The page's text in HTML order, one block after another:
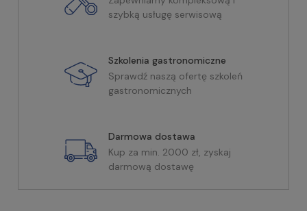
szybką usługę serwisową
Szkolenia gastronomiczne
Sprawdź naszą ofertę szkoleń
gastronomicznych
Darmowa dostawa
Kup za min. 2000 zł, zyskaj
darmową dostawę